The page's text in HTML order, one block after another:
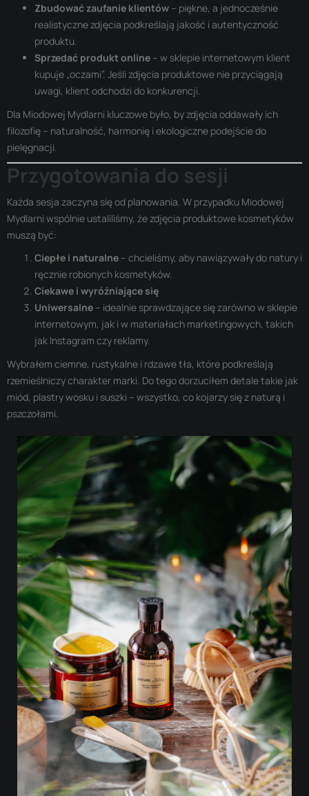
Zbudować zaufanie klientów – piękne, a jednocześnie
realistyczne zdjęcia podkreślają jakość i autentyczność
produktu.
Sprzedać produkt online – w sklepie internetowym klient
kupuje „oczami”. Jeśli zdjęcia produktowe nie przyciągają
uwagi, klient odchodzi do konkurencji.
Dla Miodowej Mydlarni kluczowe było, by zdjęcia oddawały ich
filozofię – naturalność, harmonię i ekologiczne podejście do
pielęgnacji.
Przygotowania do sesji
Każda sesja zaczyna się od planowania. W przypadku Miodowej
Mydlarni wspólnie ustaliliśmy, że zdjęcia produktowe kosmetyków
muszą być:
Ciepłe i naturalne – chcieliśmy, aby nawiązywały do natury i
ręcznie robionych kosmetyków.
Ciekawe i wyróżniające się
Uniwersalne – idealnie sprawdzające się zarówno w sklepie
internetowym, jak i w materiałach marketingowych, takich
jak Instagram czy reklamy.
Wybrałem ciemne, rustykalne i rdzawe tła, które podkreślają
rzemieślniczy charakter marki. Do tego dorzuciłem detale takie jak
miód, plastry wosku i suszki – wszystko, co kojarzy się z naturą i
pszczołami.